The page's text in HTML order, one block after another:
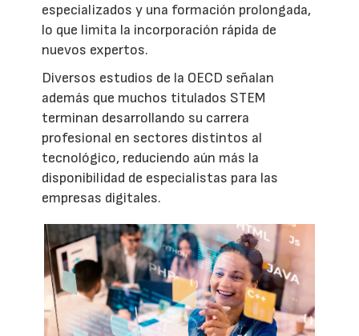
especializados y una formación prolongada,
lo que limita la incorporación rápida de
nuevos expertos.
Diversos estudios de la OECD señalan
además que muchos titulados STEM
terminan desarrollando su carrera
profesional en sectores distintos al
tecnológico, reduciendo aún más la
disponibilidad de especialistas para las
empresas digitales.